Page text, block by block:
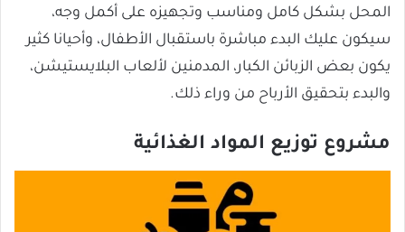
المحل بشكل كامل ومناسب وتجهيزه على أكمل وجه،
سيكون عليك البدء مباشرة باستقبال الأطفال، وأحيانا كثير
يكون بعض الزبائن الكبار، المدمنين لألعاب البلايستيشن،
والبدء بتحقيق الأرباح من وراء ذلك.
مشروع توزيع المواد الغذائية